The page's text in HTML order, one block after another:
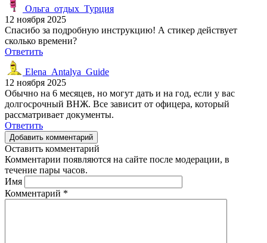
Ольга_отдых_Турция
12 ноября 2025
Спасибо за подробную инструкцию! А стикер действует
сколько времени?
Ответить
Elena_Antalya_Guide
12 ноября 2025
Обычно на 6 месяцев, но могут дать и на год, если у вас
долгосрочный ВНЖ. Все зависит от офицера, который
рассматривает документы.
Ответить
Добавить комментарий
Оставить комментарий
Комментарии появляются на сайте после модерации, в
течение пары часов.
Имя
Комментарий *